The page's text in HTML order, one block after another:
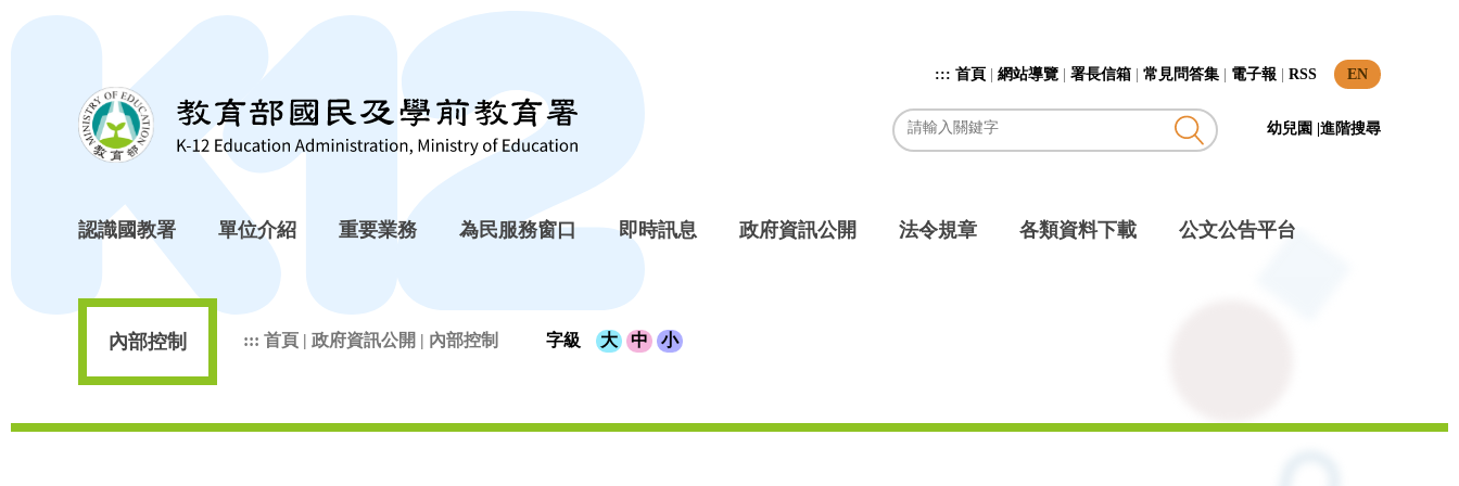
跳到主要內容區塊
::: 首頁 網站導覽 署長信箱 常見問答集 電子報 RSS EN
幼兒園 進階搜尋
認識國教署 單位介紹 重要業務 為民服務窗口 即時訊息 政府資訊公開 法令規章 各類資料下載 公文公告平台
內部控制 ::: 首頁 | 政府資訊公開 | 內部控制 字級 大 中 小